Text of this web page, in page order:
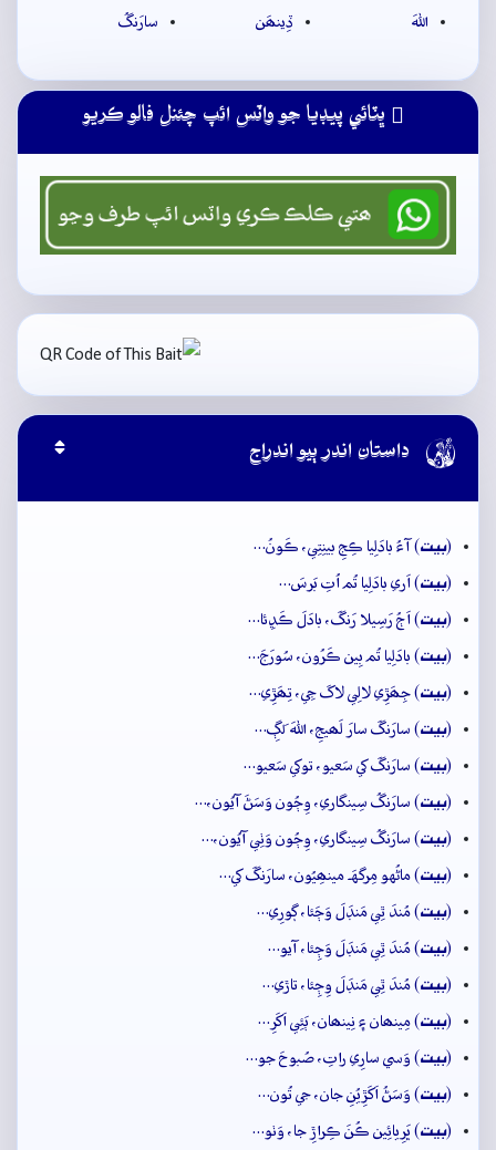
اللهَ ڏِينھَن سارَنگُ
ڀٽائي پيڊيا جو واٽس ائپ چئنل فالو ڪريو
 داستان اندر ٻيو اندراج
(بيت) آءُ بادَلِيا ڪِجِ بينِتِي، ڪَونُ…
(بيت) اَري بادَلِيا تُم اُتِ بَرسَ…
(بيت) اَڄُ رَسِيلا رَنگَ، بادَلَ ڪَڍِئا…
(بيت) بادَلِيا تُم بِين ڪَرُون، سُورَجَ…
(بيت) جِھَڙِي لالِي لاکَ جِي، تِھَڙِي…
(بيت) سارَنگَ سارَ لَھيجِ، اللهَ لَڳِ…
(بيت) سارَنگَ کي سَعيو، توکي سَعيو…
(بيت) سارَنگُ سِينگاري، وِڄُون وَسَڻَ آيُون،…
(بيت) سارَنگُ سِينگاري، وِڄُون وَٺِي آيُون،…
(بيت) ماڻُهو مِرگهَہ مينھِيُون، سارَنگَ کي…
(بيت) مُندَ ٿِي مَنڊَلَ وَڄَئا، ڳورِي…
(بيت) مُندَ ٿِي مَنڊَلَ وَڄِئا، آيو…
(بيت) مُندَ ٿِي مَنڊَلَ وِڄِئا، تاڙي…
(بيت) مِينھان ۽ نِينھان، ٻَئِي اَکَرِ…
(بيت) وَسي سارِي راتِ، صُبوحَ جو…
(بيت) وَسَڻُ اَکَڙِيُنِ جان، جي تُون…
(بيت) ڀَرِيائِين ڪُنَ ڪِراڙِ جا، وَٺو…